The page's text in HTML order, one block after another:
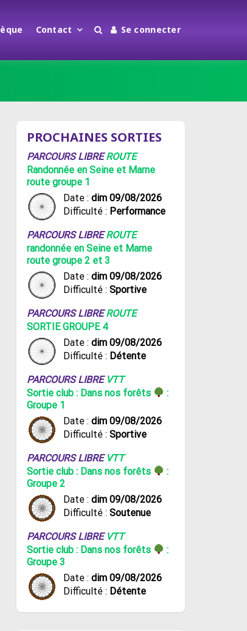
Contact Se connecter
PROCHAINES SORTIES
PARCOURS LIBREROUTE
Randonnée en Seine et Marne
route groupe 1
Date : dim 09/08/2026
Difficulté : Performance
PARCOURS LIBREROUTE
randonnée en Seine et Marne
route groupe 2 et 3
Date : dim 09/08/2026
Difficulté : Sportive
PARCOURS LIBREROUTE
SORTIE GROUPE 4
Date : dim 09/08/2026
Difficulté : Détente
PARCOURS LIBRE VTT
Sortie club : Dans nos forêts
:
Groupe 1
Date : dim 09/08/2026
Difficulté : Sportive
PARCOURS LIBRE VTT
Sortie club : Dans nos forêts
:
Groupe 2
Date : dim 09/08/2026
Difficulté : Soutenue
PARCOURS LIBRE VTT
Sortie club : Dans nos forêts
:
Groupe 3
Date : dim 09/08/2026
Difficulté : Détente